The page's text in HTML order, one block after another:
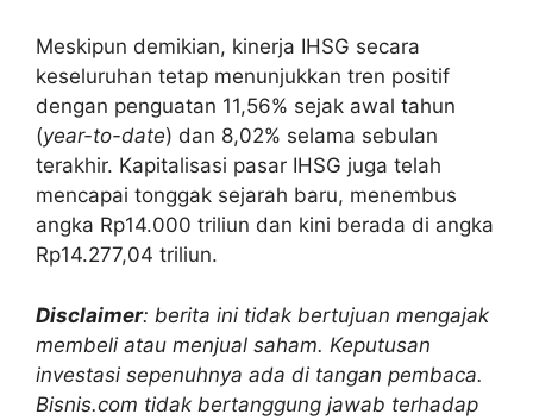
Meskipun demikian, kinerja IHSG secara
keseluruhan tetap menunjukkan tren positif
dengan penguatan 11,56% sejak awal tahun
(year-to-date) dan 8,02% selama sebulan
terakhir. Kapitalisasi pasar IHSG juga telah
mencapai tonggak sejarah baru, menembus
angka Rp14.000 triliun dan kini berada di angka
Rp14.277,04 triliun.
Disclaimer: berita ini tidak bertujuan mengajak
membeli atau menjual saham. Keputusan
investasi sepenuhnya ada di tangan pembaca.
Bisnis.com tidak bertanggung jawab terhadap